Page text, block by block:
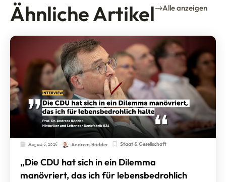
Ähnliche Artikel Alle anzeigen
August 6, 2026 Andreas Rödder Staat & Gesellschaft
„Die CDU hat sich in ein Dilemma
manövriert, das ich für lebensbedrohlich